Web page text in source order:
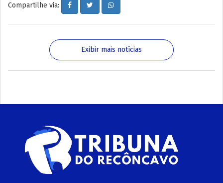
Compartilhe via:
Exibir mais notícias